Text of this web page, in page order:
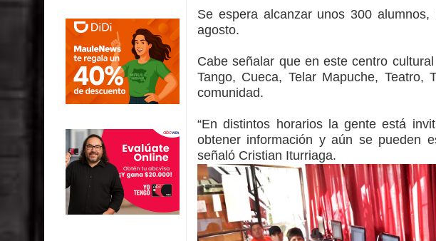
Se espera alcanzar unos 300
agosto.
Cabe señalar que en este centro
Tango, Cueca, Telar Mapuche,
comunidad.
“En distintos horarios la gente está
obtener información y aún se pueden
señaló Cristian Iturriaga.